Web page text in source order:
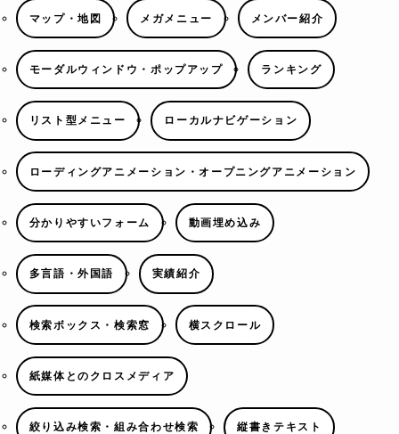
マップ・地図 メガメニュー メンバー紹介
モーダルウィンドウ・ポップアップ ランキング
リスト型メニュー ローカルナビゲーション
ローディングアニメーション・オープニングアニメーション
分かりやすいフォーム 動画埋め込み
多言語・外国語 実績紹介
検索ボックス・検索窓 横スクロール
紙媒体とのクロスメディア
絞り込み検索・組み合わせ検索 縦書きテキスト